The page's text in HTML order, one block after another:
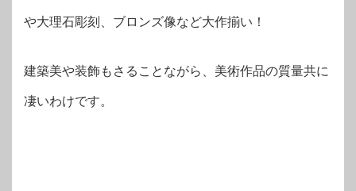
や大理石彫刻、ブロンズ像など大作揃い！
建築美や装飾もさることながら、美術作品の質量共に
凄いわけです。